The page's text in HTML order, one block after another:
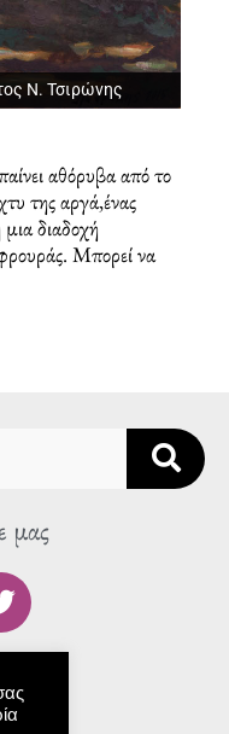
Ν. Τσιρώνης
αθόρυβα από το
της αργά,ένας
διαδοχή
Μπορεί να
μας
T
w
i
t